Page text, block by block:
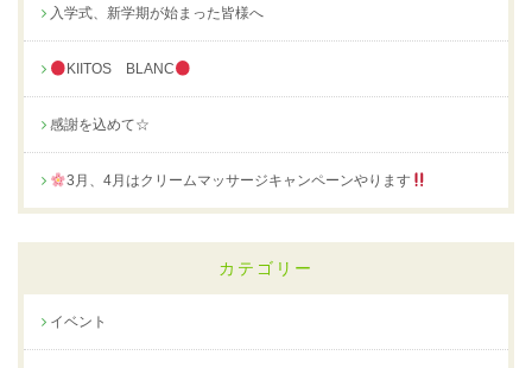
入学式、新学期が始まった皆様へ
KIITOS BLANC
感謝を込めて☆
3月、4月はクリームマッサージキャンペーンやります
カテゴリー
イベント